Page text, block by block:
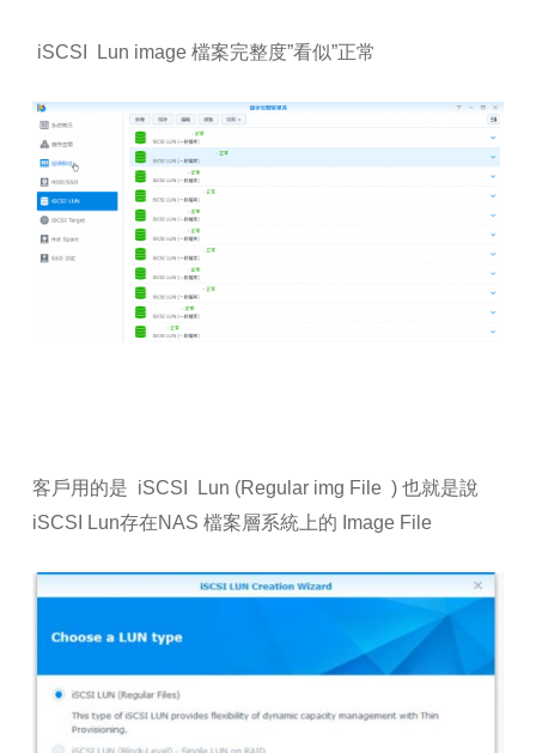
iSCSI Lun image 檔案完整度”看似”正常
客戶用的是 iSCSI Lun (Regular img File ) 也就是說
iSCSI Lun存在NAS 檔案層系統上的 Image File